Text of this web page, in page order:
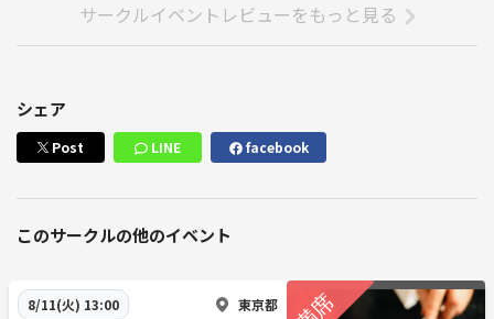
サークルイベントレビューをもっと見る
シェア
Post LINE facebook
このサークルの他のイベント
8/11(火) 13:00 東京都